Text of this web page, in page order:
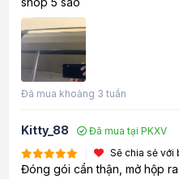
Đã mua khoảng 3 tuần
Kitty_88
Đã mua tại PKXV
Sẽ chia sẻ với
Đóng gói cẩn thận, mở hộp